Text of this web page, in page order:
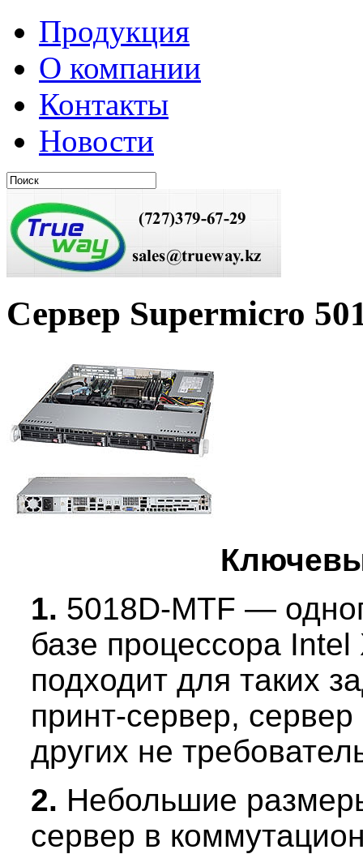
Продукция
О компании
Контакты
Новости
Сервер Supermicro
1. 5018D-MTF —
базе процессора
подходит для таких
принт-сервер,
других не
2. Небольшие
сервер в